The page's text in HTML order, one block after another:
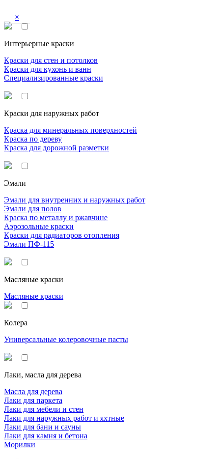
×
Интерьерные краски
Краски для стен и потолков
Краски для кухонь и ванн
Специализированные краски
Краски для наружных работ
Краска для минеральных поверхностей
Краска по дереву
Краска для дорожной разметки
Эмали
Эмали для внутренних и наружных работ
Эмали для полов
Краска по металлу и ржавчине
Аэрозольные краски
Краски для радиаторов отопления
Эмали ПФ-115
Масляные краски
Масляные краски
Колера
Универсальные колеровочные пасты
Лаки, масла для дерева
Масла для дерева
Лаки для паркета
Лаки для мебели и стен
Лаки для наружных работ и яхтные
Лаки для бани и сауны
Лаки для камня и бетона
Морилки